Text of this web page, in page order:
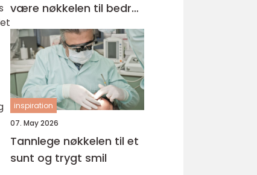
være nøkkelen til bedre
hverdagsmestring
inspiration
07. May 2026
Tannlege nøkkelen til et
sunt og trygt smil